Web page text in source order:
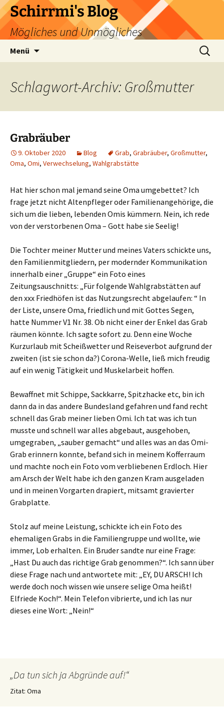
Zum
Inhalt
springen
Schirrmi's Blog
Mögliches und Unmögliches
Menü
Suchen
nach:
Schlagwort-Archiv: Großmutter
Grabräuber
9. Oktober 2020 Blog Grab, Grabräuber, Großmutter,
Oma, Omi, Verwechselung, Wahlgrabstätte
Hat hier schon mal jemand seine Oma umgebettet? Ich
frage jetzt nicht Altenpfleger oder Familienangehörige, die
sich um die lieben, lebenden Omis kümmern. Nein, ich rede
von der verstorbenen Oma – Gott habe sie Seelig!
Die Tochter meiner Mutter und meines Vaters schickte uns,
den Familienmitgliedern, per modernder Kommunikation
innerhalb einer „Gruppe“ ein Foto eines
Zeitungsauschnitts: „Für folgende Wahlgrabstätten auf
den xxx Friedhöfen ist das Nutzungsrecht abgelaufen: “ In
der Liste, unsere Oma, friedlich und mit Gottes Segen,
hatte Nummer V1 Nr. 38. Ob nicht einer der Enkel das Grab
räumen könnte. Ich sagte sofort zu. Denn eine Woche
Kurzurlaub mit Scheißwetter und Reiseverbot aufgrund der
zweiten (ist sie schon da?) Corona-Welle, ließ mich freudig
auf ein wenig Tätigkeit und Muskelarbeit hoffen.
Bewaffnet mit Schippe, Sackkarre, Spitzhacke etc, bin ich
dann da in das andere Bundesland gefahren und fand recht
schnell das Grab meiner lieben Omi. Ich tat was ich tun
musste und schnell war alles abgebaut, ausgehoben,
umgegraben, „sauber gemacht“ und alles was an das Omi-
Grab erinnern konnte, befand sich in meinem Kofferraum
und machte noch ein Foto vom verbliebenen Erdloch. Hier
am Arsch der Welt habe ich den ganzen Kram ausgeladen
und in meinen Vorgarten drapiert, mitsamt gravierter
Grabplatte.
Stolz auf meine Leistung, schickte ich ein Foto des
ehemaligen Grabs in die Familiengruppe und wollte, wie
immer, Lob erhalten. Ein Bruder sandte nur eine Frage:
„Hast Du auch das richtige Grab genommen?“. Ich sann über
diese Frage nach und antwortete mit: „EY, DU ARSCH! Ich
werde doch noch wissen wie unsere selige Oma heißt!
Elfriede Koch!“. Mein Telefon vibrierte, und ich las nur
dieses eine Wort: „Nein!“
„Da tun sich ja Abgründe auf!“
Zitat: Oma